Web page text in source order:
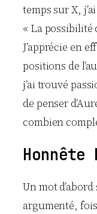
temps sur X,
« La possibilité
J’apprécie en
positions de
j’ai trouvé
de penser
combien
Honnête
Un mot
argumenté,